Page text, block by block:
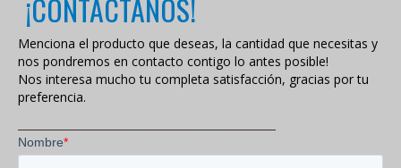
¡CONTÁCTANOS!
Menciona el producto que deseas, la cantidad que necesitas y
nos pondremos en contacto contigo lo antes posible!
Nos interesa mucho tu completa satisfacción, gracias por tu
preferencia.